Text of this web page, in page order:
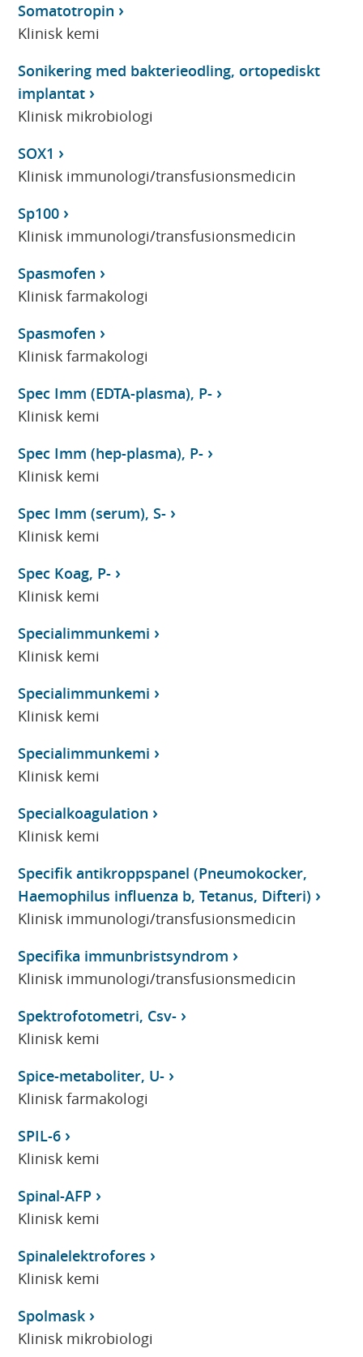
Somatotropin
Klinisk kemi
Sonikering med bakterieodling, ortopediskt
implantat
Klinisk mikrobiologi
SOX1
Klinisk immunologi/transfusionsmedicin
Sp100
Klinisk immunologi/transfusionsmedicin
Spasmofen
Klinisk farmakologi
Spasmofen
Klinisk farmakologi
Spec Imm (EDTA-plasma), P-
Klinisk kemi
Spec Imm (hep-plasma), P-
Klinisk kemi
Spec Imm (serum), S-
Klinisk kemi
Spec Koag, P-
Klinisk kemi
Specialimmunkemi
Klinisk kemi
Specialimmunkemi
Klinisk kemi
Specialimmunkemi
Klinisk kemi
Specialkoagulation
Klinisk kemi
Specifik antikroppspanel (Pneumokocker,
Haemophilus influenza b, Tetanus, Difteri)
Klinisk immunologi/transfusionsmedicin
Specifika immunbristsyndrom
Klinisk immunologi/transfusionsmedicin
Spektrofotometri, Csv-
Klinisk kemi
Spice-metaboliter, U-
Klinisk farmakologi
SPIL-6
Klinisk kemi
Spinal-AFP
Klinisk kemi
Spinalelektrofores
Klinisk kemi
Spolmask
Klinisk mikrobiologi